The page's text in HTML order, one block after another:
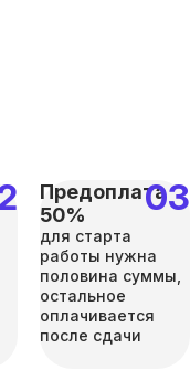
Предоплата
50%
для старта
работы нужна
половина суммы,
остальное
оплачивается
после сдачи